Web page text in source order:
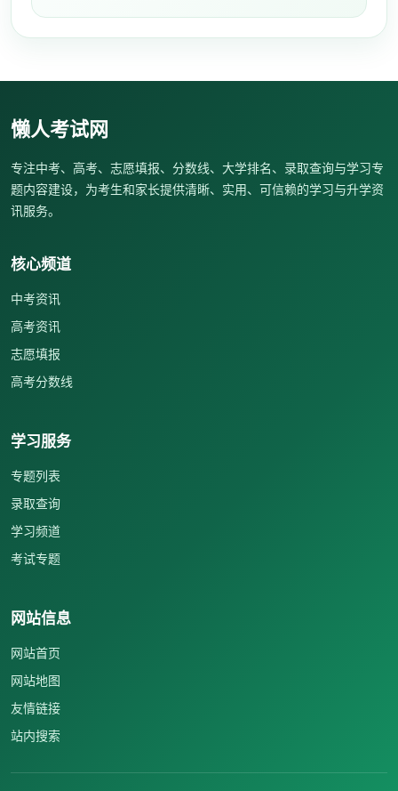
懒人考试网
专注中考、高考、志愿填报、分数线、大学排名、录取查询与学习专
题内容建设，为考生和家长提供清晰、实用、可信赖的学习与升学资
讯服务。
核心频道
中考资讯
高考资讯
志愿填报
高考分数线
学习服务
专题列表
录取查询
学习频道
考试专题
网站信息
网站首页
网站地图
友情链接
站内搜索